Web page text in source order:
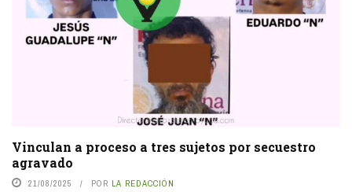
Vinculan a proceso a tres sujetos por secuestro
agravado
21/08/2025 POR LA REDACCIÓN